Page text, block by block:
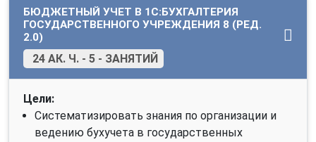
БЮДЖЕТНЫЙ УЧЕТ В 1C:БУХГАЛТЕРИЯ
ГОСУДАРСТВЕННОГО УЧРЕЖДЕНИЯ 8 (РЕД.
2.0)
24 АК. Ч. - 5 - ЗАНЯТИЙ
Цели:
Систематизировать знания по организации и
ведению бухучета в государственных